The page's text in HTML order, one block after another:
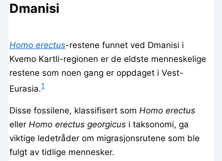
Dmanisi
Homo erectus-restene funnet ved Dmanisi i
Kvemo Kartli-regionen er de eldste menneskelige
restene som noen gang er oppdaget i Vest-
Eurasia.1
Disse fossilene, klassifisert somHomo erectus
ellerHomo erectus georgicus i taksonomi, ga
viktige ledetråder om migrasjonsrutene som ble
fulgt av tidlige mennesker.